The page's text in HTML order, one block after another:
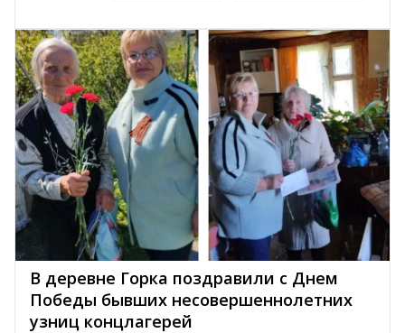
В деревне Горка поздравили с Днем
Победы бывших несовершеннолетних
узниц концлагерей